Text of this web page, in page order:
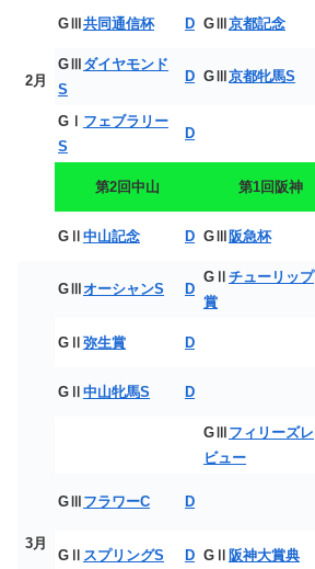
2月
GⅢ共同通信杯 D GⅢ京都記念
GⅢ ダイヤモンド
S
D GⅢ京都牝馬S
GⅠ フェブラリー
S
D
第2回中山 第1回阪神
GⅡ 中山記念 D GⅢ阪急杯
3月
GⅢオーシャンS D
GⅡ チューリップ
賞
GⅡ 弥生賞 D
GⅡ 中山牝馬S D
GⅢ フィリーズレ
ビュー
GⅢ フラワーC D
GⅡ スプリングS D GⅡ 阪神大賞典